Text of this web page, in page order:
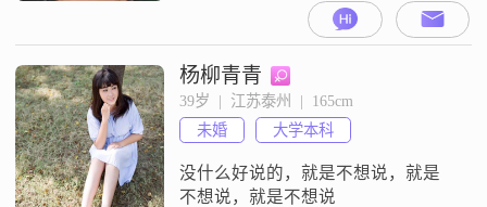
科，月收入在3001到5000元之间。
我的性格比较随和，平时比较好相
处。朋友们都说我是一个善解人
意、温柔体贴的人，而且我富有同
理心，比较能理解别人的感受和想
法。在生活里，我是一个热爱生活
的人，平时比较注重生活品质。我
平时
杨柳青青
39岁  |  江苏泰州  |  165cm
未婚
大学本科
没什么好说的，就是不想说，就是
不想说，就是不想说